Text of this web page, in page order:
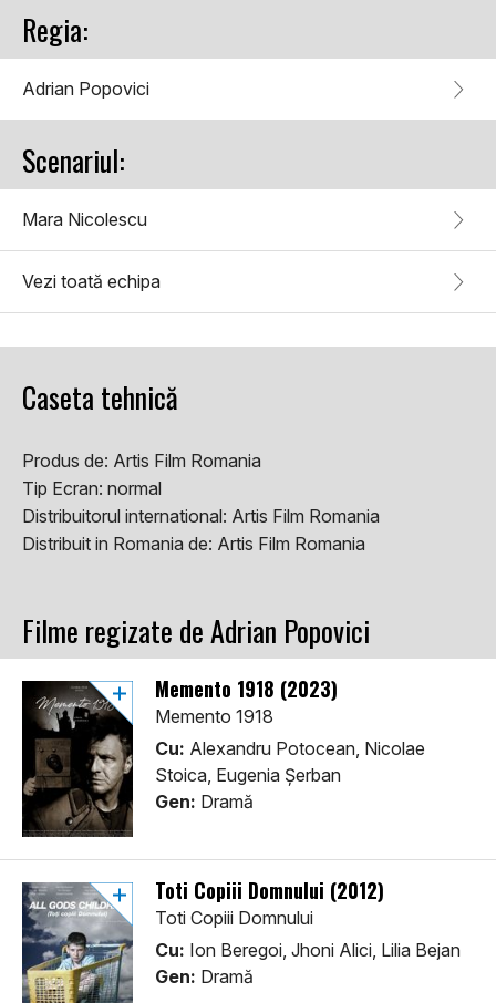
Regia:
Adrian Popovici
Scenariul:
Mara Nicolescu
Vezi toată echipa
Caseta tehnică
Produs de: Artis Film Romania
Tip Ecran: normal
Distribuitorul international: Artis Film Romania
Distribuit in Romania de: Artis Film Romania
Filme regizate de Adrian Popovici
Memento 1918 (2023)
Memento 1918
Cu: Alexandru Potocean, Nicolae
Stoica, Eugenia Șerban
Gen: Dramă
Toti Copiii Domnului (2012)
Toti Copiii Domnului
Cu: Ion Beregoi, Jhoni Alici, Lilia Bejan
Gen: Dramă